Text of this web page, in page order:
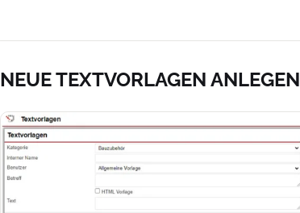
NEUE TEXTVORLAGEN ANLEGEN